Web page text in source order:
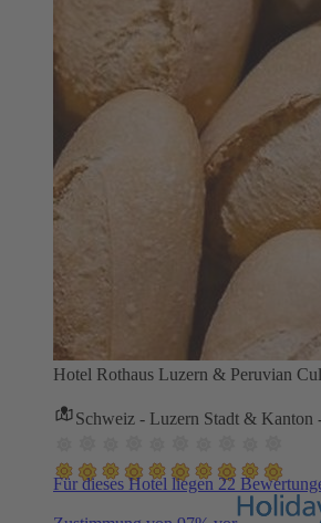
Hotel Rothaus Luzern & Peruvian
Schweiz - Luzern Stadt & Kanton
Für dieses Hotel liegen 22